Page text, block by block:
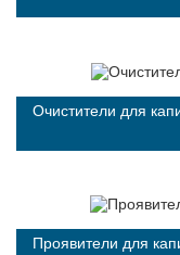
Очистители для
Проявители для